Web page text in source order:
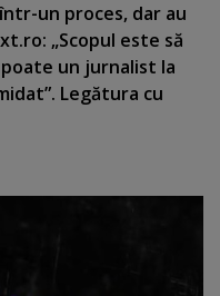
un proces, dar au
„Scopul este să
un jurnalist la
Legătura cu